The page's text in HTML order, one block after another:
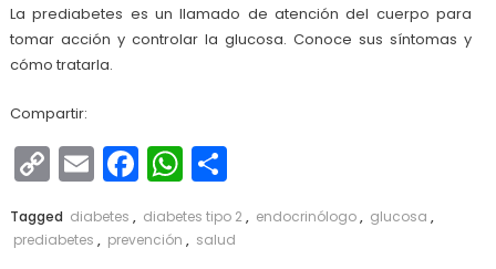
La prediabetes es un llamado de atención del cuerpo para
tomar acción y controlar la glucosa. Conoce sus síntomas y
cómo tratarla.
Compartir:
Copy
Link
EmailFacebook
WhatsApp
Compartir
Tagged diabetes , diabetes tipo 2 , endocrinólogo, glucosa ,
prediabetes , prevención , salud